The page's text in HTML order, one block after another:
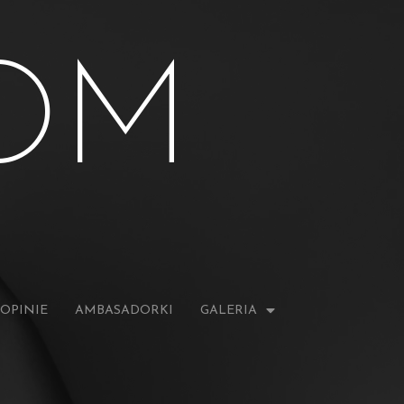
OPINIE AMBASADORKI GALERIA